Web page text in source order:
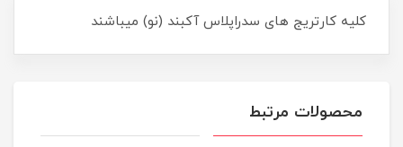
کلیه کارتریج های سدراپلاس آکبند (نو) میباشند
محصولات مرتبط